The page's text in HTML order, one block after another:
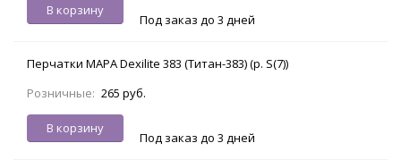
В корзину
Под заказ до 3 дней
Перчатки МАРА Dexilite 383 (Титан-383) (р. S(7))
Розничные: 265 руб.
В корзину
Под заказ до 3 дней